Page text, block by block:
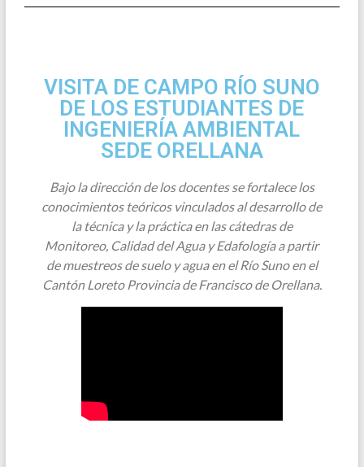
VISITA DE CAMPO RÍO SUNO
DE LOS ESTUDIANTES DE
INGENIERÍA AMBIENTAL
SEDE ORELLANA
Bajo la dirección de los docentes se fortalece los
conocimientos teóricos vinculados al desarrollo de
la técnica y la práctica en las cátedras de
Monitoreo, Calidad del Agua y Edafología a partir
de muestreos de suelo y agua en el Río Suno en el
Cantón Loreto Provincia de Francisco de Orellana.